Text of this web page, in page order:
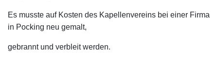
Es musste auf Kosten des Kapellenvereins bei einer Firma
in Pocking neu gemalt,
gebrannt und verbleit werden.